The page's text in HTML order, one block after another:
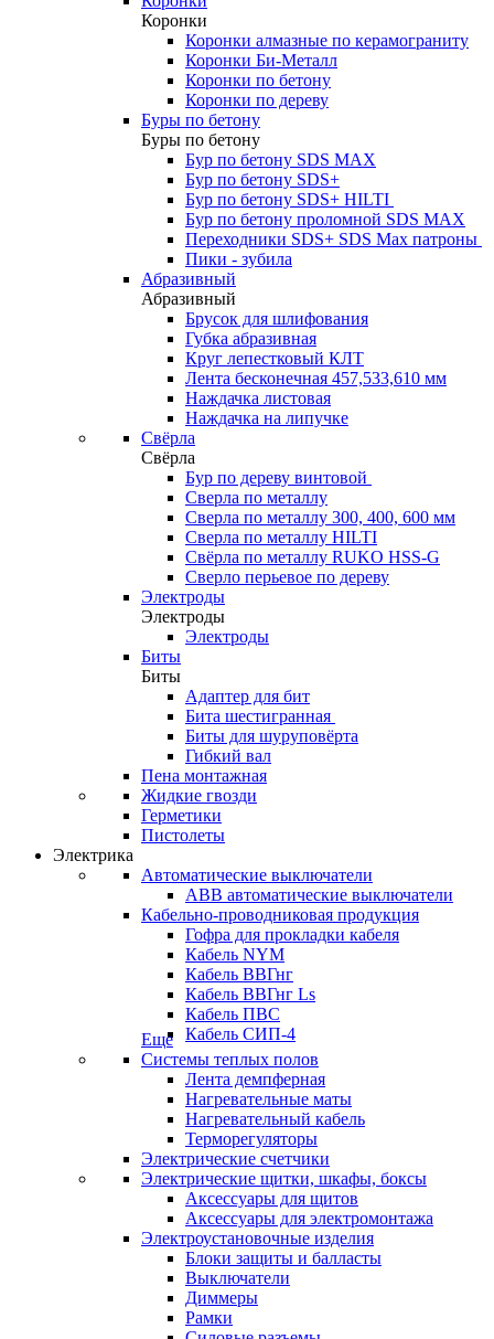
Коронки
Коронки алмазные по керамограниту
Коронки Би-Металл
Коронки по бетону
Коронки по дереву
Буры по бетону
Буры по бетону
Бур по бетону SDS MAX
Бур по бетону SDS+
Бур по бетону SDS+ HILTI
Бур по бетону проломной SDS MAX
Переходники SDS+ SDS Max патроны
Пики - зубила
Абразивный
Абразивный
Брусок для шлифования
Губка абразивная
Круг лепестковый КЛТ
Лента бесконечная 457,533,610 мм
Наждачка листовая
Наждачка на липучке
Свёрла
Свёрла
Бур по дереву винтовой
Сверла по металлу
Сверла по металлу 300, 400, 600 мм
Сверла по металлу HILTI
Свёрла по металлу RUKO HSS-G
Сверло перьевое по дереву
Электроды
Электроды
Электроды
Биты
Биты
Адаптер для бит
Бита шестигранная
Биты для шуруповёрта
Гибкий вал
Пена монтажная
Жидкие гвозди
Герметики
Пистолеты
Электрика
Автоматические выключатели
ABB автоматические выключатели
Кабельно-проводниковая продукция
Гофра для прокладки кабеля
Кабель NYM
Кабель ВВГнг
Кабель ВВГнг Ls
Кабель ПВС
Кабель СИП-4
Еще
Системы теплых полов
Лента демпферная
Нагревательные маты
Нагревательный кабель
Терморегуляторы
Электрические счетчики
Электрические щитки, шкафы, боксы
Аксессуары для щитов
Аксессуары для электромонтажа
Электроустановочные изделия
Блоки защиты и балласты
Выключатели
Диммеры
Рамки